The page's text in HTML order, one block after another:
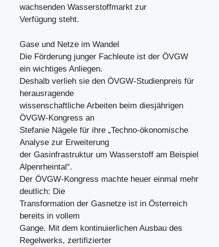
wachsenden Wasserstoffmarkt zur
Verfügung steht.
Gase und Netze im Wandel
Die Förderung junger Fachleute ist der ÖVGW
ein wichtiges Anliegen.
Deshalb verlieh sie den ÖVGW-Studienpreis für
herausragende
wissenschaftliche Arbeiten beim diesjährigen
ÖVGW-Kongress an
Stefanie Nägele für ihre „Techno-ökonomische
Analyse zur Erweiterung
der Gasinfrastruktur um Wasserstoff am Beispiel
Alpenrheintal“.
Der ÖVGW-Kongress machte heuer einmal mehr
deutlich: Die
Transformation der Gasnetze ist in Österreich
bereits in vollem
Gange. Mit dem kontinuierlichen Ausbau des
Regelwerks, zertifizierter